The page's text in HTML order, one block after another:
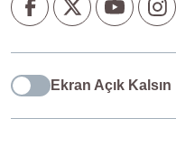
Ekran Açık Kalsın